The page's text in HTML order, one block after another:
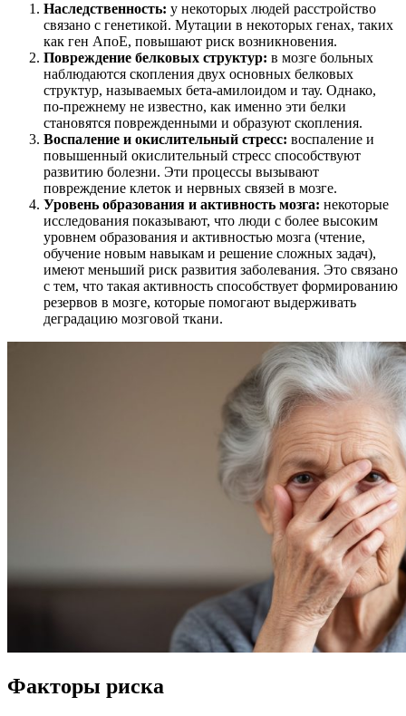
Наследственность: у некоторых людей расстройство
связано с генетикой. Мутации в некоторых генах, таких
как ген АпоЕ, повышают риск возникновения.
Повреждение белковых структур: в мозге больных
наблюдаются скопления двух основных белковых
структур, называемых бета-амилоидом и тау. Однако,
по-прежнему не известно, как именно эти белки
становятся поврежденными и образуют скопления.
Воспаление и окислительный стресс: воспаление и
повышенный окислительный стресс способствуют
развитию болезни. Эти процессы вызывают
повреждение клеток и нервных связей в мозге.
Уровень образования и активность мозга: некоторые
исследования показывают, что люди с более высоким
уровнем образования и активностью мозга (чтение,
обучение новым навыкам и решение сложных задач),
имеют меньший риск развития заболевания. Это связано
с тем, что такая активность способствует формированию
резервов в мозге, которые помогают выдерживать
деградацию мозговой ткани.
Факторы риска